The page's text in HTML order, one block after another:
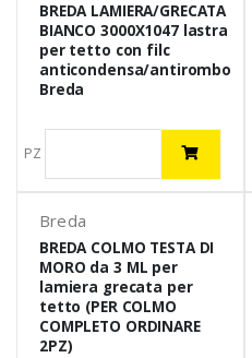
BREDA LAMIERA/GRECATA
BIANCO 3000X1047 lastra
per tetto con filc
anticondensa/antirombo
Breda
PZ
Breda
BREDA COLMO TESTA DI
MORO da 3 ML per
lamiera grecata per
tetto (PER COLMO
COMPLETO ORDINARE
2PZ)